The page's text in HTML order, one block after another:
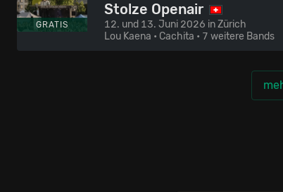
GRATIS
Stolze Openair
12. und 13. Juni 2026 in Zürich
Lou Kaena • Cachita • 7 weitere Bands